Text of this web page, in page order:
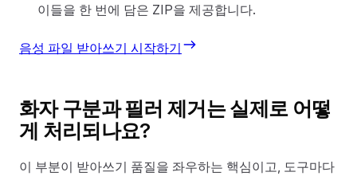
이들을 한 번에 담은 ZIP을 제공합니다.
음성 파일 받아쓰기 시작하기
화자 구분과 필러 제거는 실제로 어떻
게 처리되나요?
이 부분이 받아쓰기 품질을 좌우하는 핵심이고, 도구마다